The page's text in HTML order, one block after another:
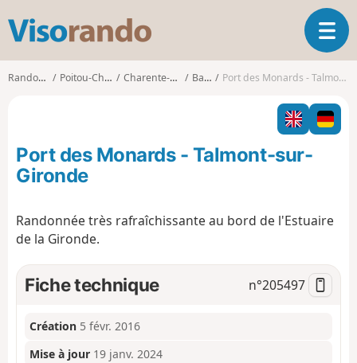
s
o
o
O
u
i
r
l
i
t
Randonnées Poitou-Charentes Charente-Maritime Barzan Port des Monards - Talmont-sur-Gironde
Port des Monards - Talmont-sur-
Gironde
Randonnée très rafraîchissante au bord de l'Estuaire
de la Gironde.
Fiche technique n°205497
Création 5 févr. 2016
Mise à jour 19 janv. 2024